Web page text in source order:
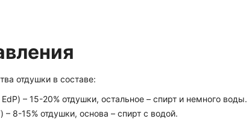
отдушки в составе:
– 15-20% отдушки, остальное – спирт и немного воды.
– 8-15% отдушки, основа – спирт с водой.